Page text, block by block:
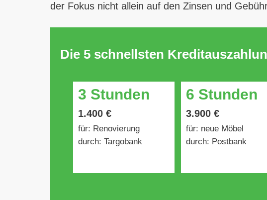
der Fokus nicht allein auf den Zinsen und
Die 5 schnellsten
3 Stunden
1.400 €
für: Renovierung
durch: Targobank
6 Stunden
3.900 €
für: neue Möbel
durch: Postbank